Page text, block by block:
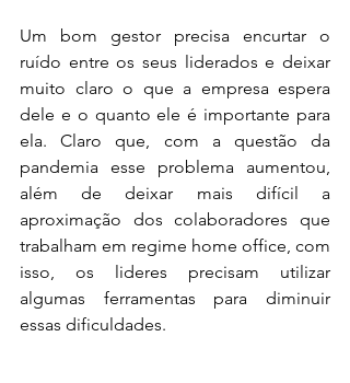
Um bom gestor precisa encurtar o
ruído entre os seus liderados e deixar
muito claro o que a empresa espera
dele e o quanto ele é importante para
ela. Claro que, com a questão da
pandemia esse problema aumentou,
além de deixar mais difícil a
aproximação dos colaboradores que
trabalham em regime home office, com
isso, os lideres precisam utilizar
algumas ferramentas para diminuir
essas dificuldades.